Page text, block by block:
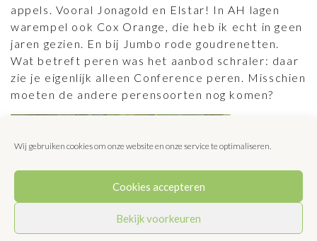
Wij gebruiken cookies om onze website en onze service te optimaliseren.
Cookies accepteren
Bekijk voorkeuren
appels. Vooral Jonagold en Elstar! In AH lagen
warempel ook Cox Orange, die heb ik echt in geen
jaren gezien. En bij Jumbo rode goudrenetten.
Wat betreft peren was het aanbod schraler: daar
zie je eigenlijk alleen Conference peren. Misschien
moeten de andere perensoorten nog komen?